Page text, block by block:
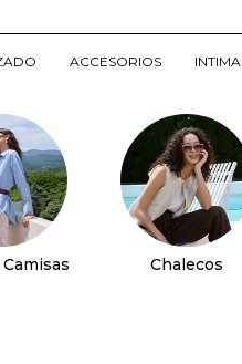
ACCESORIOS INTIMA
Chalecos